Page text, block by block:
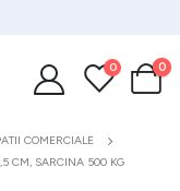
0 0
COMERCIALE
CM, SARCINA 500 KG